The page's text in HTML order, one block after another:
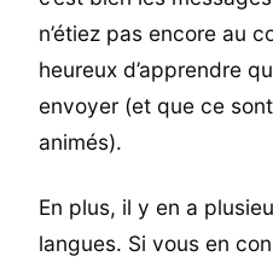
n’étiez pas encore au
heureux d’apprendre
envoyer (et que ce
animés).
En plus, il y en a
langues. Si vous en